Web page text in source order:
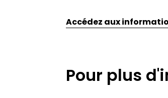
Accédez aux
Pour plus